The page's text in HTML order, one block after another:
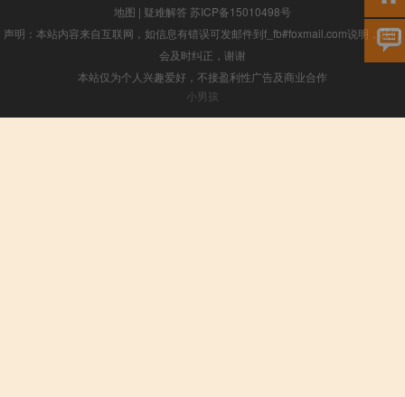
地图 | 疑难解答 苏ICP备15010498号
声明：本站内容来自互联网，如信息有错误可发邮件到f_fb#foxmail.com说明，我们
会及时纠正，谢谢
本站仅为个人兴趣爱好，不接盈利性广告及商业合作
小男孩